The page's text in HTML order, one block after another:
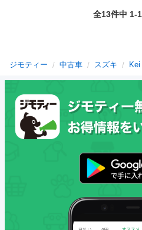
全13件中 1-
ジモティー 中古車 スズキ Kei